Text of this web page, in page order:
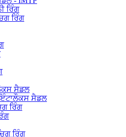
ਰਿੰਗ
ਰਿੰਗ
ਸੈਡਲ
ਸੈਡਲ
ਰਿੰਗ
ਰਿੰਗ